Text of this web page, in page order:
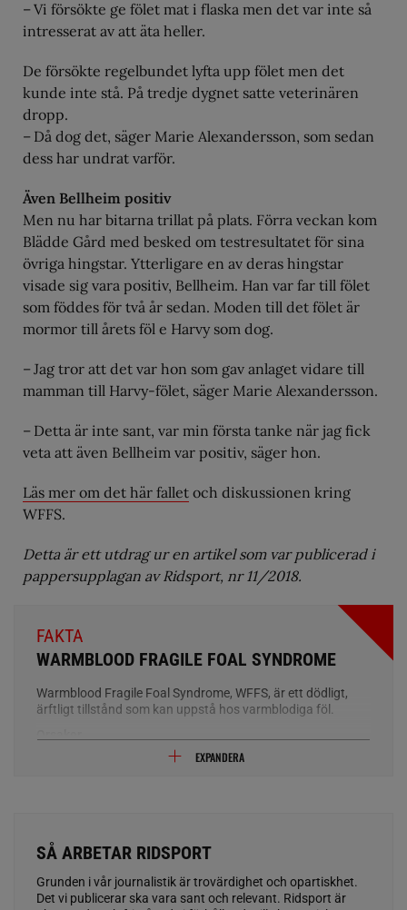
– Vi försökte ge fölet mat i flaska men det var inte så
intresserat av att äta heller.
De försökte regelbundet lyfta upp fölet men det
kunde inte stå. På tredje dygnet satte veterinären
dropp.
– Då dog det, säger Marie Alexandersson, som sedan
dess har undrat varför.
Även Bellheim positiv
Men nu har bitarna trillat på plats. Förra veckan kom
Blädde Gård med besked om testresultatet för sina
övriga hingstar. Ytterligare en av deras hingstar
visade sig vara positiv, Bellheim. Han var far till fölet
som föddes för två år sedan. Moden till det fölet är
mormor till årets föl e Harvy som dog.
– Jag tror att det var hon som gav anlaget vidare till
mamman till Harvy-fölet, säger Marie Alexandersson.
– Detta är inte sant, var min första tanke när jag fick
veta att även Bellheim var positiv, säger hon.
Läs mer om det här fallet och diskussionen kring
WFFS.
Detta är ett utdrag ur en artikel som var publicerad i
pappersupplagan av Ridsport, nr 11/2018.
FAKTA
WARMBLOOD FRAGILE FOAL SYNDROME
Warmblood Fragile Foal Syndrome, WFFS, är ett dödligt,
ärftligt tillstånd som kan uppstå hos varmblodiga föl.
WFFS är ett ärftligt tillstånd hos varmblodiga hästar: bärare
av sjukdomen har då en viss genetisk defekt. Bärarna själva
är 50 procents risk att fölet blir friskt men själv blir
både friskt och inte bär anlaget.
EXPANDERA
SÅ ARBETAR RIDSPORT
Grunden i vår journalistik är trovärdighet och opartiskhet.
Det vi publicerar ska vara sant och relevant. Ridsport är